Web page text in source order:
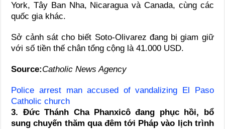
York, Tây Ban Nha, Nicaragua và Canada, cùng các
quốc gia khác.
Sở cảnh sát cho biết Soto-Olivarez đang bị giam giữ
với số tiền thế chân tổng cộng là 41.000 USD.
Source:Catholic News Agency
Police arrest man accused of vandalizing El Paso
Catholic church
3. Đức Thánh Cha Phanxicô đang phục hồi, bổ
sung chuyến thăm qua đêm tới Pháp vào lịch trình